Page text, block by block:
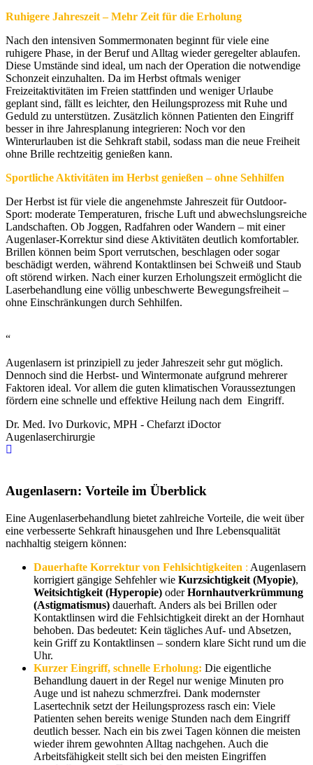
Ruhigere Jahreszeit – Mehr Zeit für die Erholung
Nach den intensiven Sommermonaten beginnt für viele eine
ruhigere Phase, in der Beruf und Alltag wieder geregelter ablaufen.
Diese Umstände sind ideal, um nach der Operation die notwendige
Schonzeit einzuhalten. Da im Herbst oftmals weniger
Freizeitaktivitäten im Freien stattfinden und weniger Urlaube
geplant sind, fällt es leichter, den Heilungsprozess mit Ruhe und
Geduld zu unterstützen. Zusätzlich können Patienten den Eingriff
besser in ihre Jahresplanung integrieren: Noch vor den
Winterurlauben ist die Sehkraft stabil, sodass man die neue Freiheit
ohne Brille rechtzeitig genießen kann.
Sportliche Aktivitäten im Herbst genießen – ohne Sehhilfen
Der Herbst ist für viele die angenehmste Jahreszeit für Outdoor-
Sport: moderate Temperaturen, frische Luft und abwechslungsreiche
Landschaften. Ob Joggen, Radfahren oder Wandern – mit einer
Augenlaser-Korrektur sind diese Aktivitäten deutlich komfortabler.
Brillen können beim Sport verrutschen, beschlagen oder sogar
beschädigt werden, während Kontaktlinsen bei Schweiß und Staub
oft störend wirken. Nach einer kurzen Erholungszeit ermöglicht die
Laserbehandlung eine völlig unbeschwerte Bewegungsfreiheit –
ohne Einschränkungen durch Sehhilfen.
“
Augenlasern ist prinzipiell zu jeder Jahreszeit sehr gut möglich.
Dennoch sind die Herbst- und Wintermonate aufgrund mehrerer
Faktoren ideal. Vor allem die guten klimatischen Vorausseztungen
fördern eine schnelle und effektive Heilung nach dem Eingriff.
Dr. Med. Ivo Durkovic, MPH - Chefarzt iDoctor
Augenlaserchirurgie
Augenlasern: Vorteile im Überblick
Eine Augenlaserbehandlung bietet zahlreiche Vorteile, die weit über
eine verbesserte Sehkraft hinausgehen und Ihre Lebensqualität
nachhaltig steigern können:
Dauerhafte Korrektur von Fehlsichtigkeiten : Augenlasern
korrigiert gängige Sehfehler wie Kurzsichtigkeit (Myopie),
Weitsichtigkeit (Hyperopie) oderHornhautverkrümmung
(Astigmatismus) dauerhaft. Anders als bei Brillen oder
Kontaktlinsen wird die Fehlsichtigkeit direkt an der Hornhaut
behoben. Das bedeutet: Kein tägliches Auf- und Absetzen,
kein Griff zu Kontaktlinsen – sondern klare Sicht rund um die
Uhr.
Kurzer Eingriff, schnelle Erholung: Die eigentliche
Behandlung dauert in der Regel nur wenige Minuten pro
Auge und ist nahezu schmerzfrei. Dank modernster
Lasertechnik setzt der Heilungsprozess rasch ein: Viele
Patienten sehen bereits wenige Stunden nach dem Eingriff
deutlich besser. Nach ein bis zwei Tagen können die meisten
wieder ihrem gewohnten Alltag nachgehen. Auch die
Arbeitsfähigkeit stellt sich bei den meisten Eingriffen